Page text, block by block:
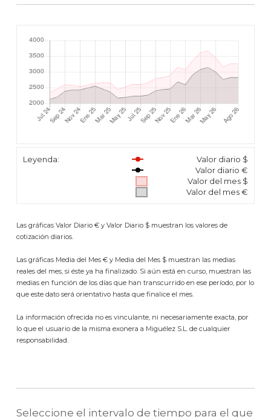
Leyenda:
Valor diario $
Valor diario €
Valor del mes $
Valor del mes €
Las gráficas Valor Diario € y Valor Diario $ muestran los valores de
cotización diarios.
Las gráficas Media del Mes € y Media del Mes $ muestran las medias
reales del mes, si éste ya ha finalizado. Si aún está en curso, muestran las
medias en función de los días que han transcurrido en ese período, por lo
que este dato será orientativo hasta que finalice el mes.
La información ofrecida no es vinculante, ni necesariamente exacta, por
lo que el usuario de la misma exonera a Miguélez S.L. de cualquier
responsabilidad.
Seleccione el intervalo de tiempo para el que